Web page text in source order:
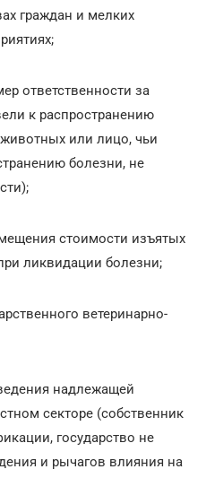
граждан и мелких
ответственности за
к распространению
или лицо, чьи
болезни, не
стоимости изъятых
ликвидации болезни;
ветеринарно-
надлежащей
секторе (собственник
государство не
и рычагов влияния на